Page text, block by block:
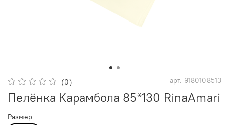
(0) арт. 9180108513
Пелёнка Карамбола 85*130 RinaAmari
Размер